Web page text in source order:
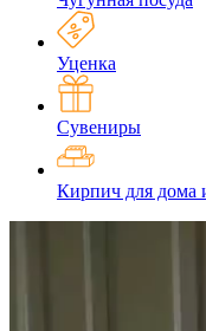
Уценка
Сувениры
Кирпич для дома